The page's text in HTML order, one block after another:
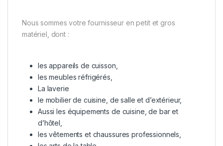
Nous sommes votre fournisseur en petit et gros
matériel, dont :
les appareils de cuisson,
les meubles réfrigérés,
La laverie
le mobilier de cuisine, de salle et d’extérieur,
Aussi les équipements de cuisine, de bar et
d’hôtel,
les vêtements et chaussures professionnels,